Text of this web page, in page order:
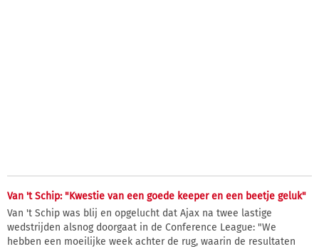
Van 't Schip: "Kwestie van een goede keeper en een beetje geluk"
Van 't Schip was blij en opgelucht dat Ajax na twee lastige
wedstrijden alsnog doorgaat in de Conference League: "We
hebben een moeilijke week achter de rug, waarin de resultaten